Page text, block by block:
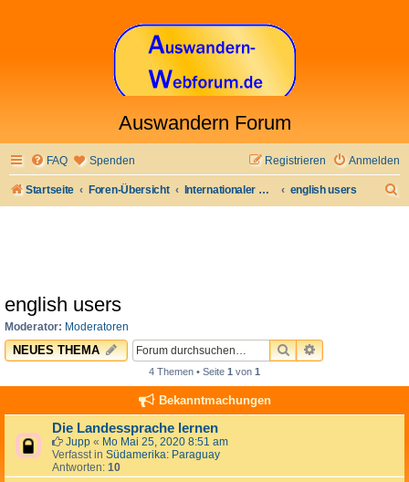
Auswandern Forum
FAQ Spenden Anmelden
Registrieren
Startseite Foren-Übersicht Internationaler Bereich english users
english users
Moderator: Moderatoren
NEUES THEMA SUCHEERWEITERTE
4 Themen • Seite 1 von 1
Bekanntmachungen
Die Landessprache lernen
Jupp « Mo Mai 25, 2020 8:51 am
Verfasst in Südamerika: Paraguay
Antworten: 10